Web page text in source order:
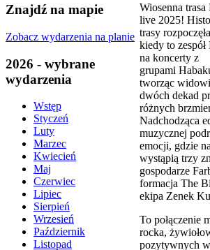
Znajdź na mapie
Zobacz wydarzenia na planie
2026 - wybrane
wydarzenia
Wstęp
Styczeń
Luty
Marzec
Kwiecień
Maj
Czerwiec
Lipiec
Sierpień
Wrzesień
Październik
Listopad
Wiosenna
live 2025!
trasy
kiedy to zespół
na koncerty z
grupami
tworząc
dwóch dekad
różnych
Nadchodząca
muzycznej
emocji, gdzie
wystąpią trzy
gospodarze
formacja The
ekipa Zenek
To połączenie
rocka,
pozytywnych